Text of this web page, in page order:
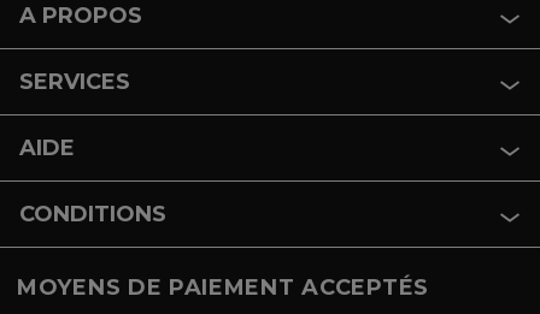
A PROPOS
SERVICES
AIDE
CONDITIONS
MOYENS DE PAIEMENT ACCEPTÉS